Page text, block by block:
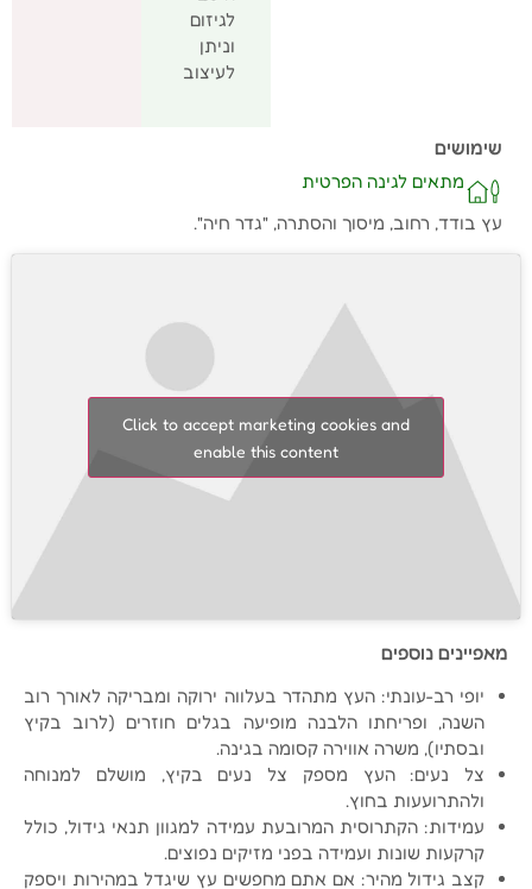
לגיזום
וניתן
לעיצוב
שימושים
מתאים לגינה הפרטית
עץ בודד, רחוב, מיסוך והסתרה, "גדר חיה".
Click to accept marketing cookies and
enable this content
מאפיינים נוספים
יופי רב-עונתי: העץ מתהדר בעלווה ירוקה ומבריקה לאורך רוב
השנה, ופריחתו הלבנה מופיעה בגלים חוזרים (לרוב בקיץ
ובסתיו), משרה אווירה קסומה בגינה.
צל נעים: העץ מספק צל נעים בקיץ, מושלם למנוחה
ולהתרועעות בחוץ.
עמידות: הקתרוסית המרובעת עמידה למגוון תנאי גידול, כולל
קרקעות שונות ועמידה בפני מזיקים נפוצים.
קצב גידול מהיר: אם אתם מחפשים עץ שיגדל במהירות ויספק